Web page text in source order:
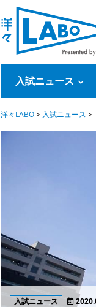
入試ニュース
洋々LABO> 入試ニュース >
入試ニュース